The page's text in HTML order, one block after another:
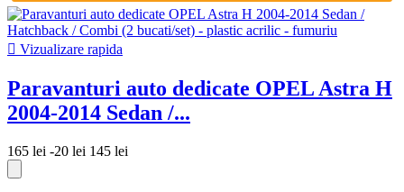
 Vizualizare rapida
Paravanturi auto dedicate OPEL Astra H
2004-2014 Sedan /...
165 lei -20 lei 145 lei